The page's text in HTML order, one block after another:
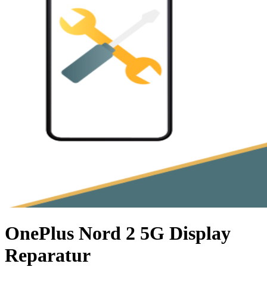
OnePlus Nord 2 5G Display
Reparatur